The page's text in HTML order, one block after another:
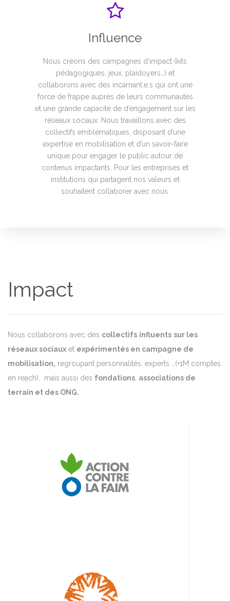
Influence
Nous créons des campagnes d’impact (kits
pédagogiques, jeux, plaidoyers…) et
collaborons avec des incarnant.e.s qui ont une
force de frappe auprès de leurs communautés
et une grande capacité de d’engagement sur les
réseaux sociaux. Nous travaillons avec des
collectifs emblématiques, disposant d’une
expertise en mobilisation et d’un savoir-faire
unique pour engager le public autour de
contenus impactants. Pour les entreprises et
institutions qui partagent nos valeurs et
souhaitent collaborer avec nous.
Impact
Nous collaborons avec des collectifs influents sur les
réseaux sociaux et expérimentés en campagne de
mobilisation, regroupant personnalités, experts …(+1M comptes
en reach), mais aussi des fondations associations de
terrain et des ONG.